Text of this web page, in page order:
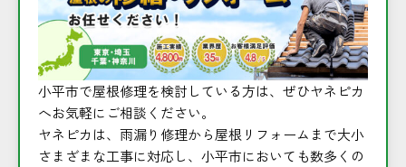
小平市で屋根修理を検討している方は、ぜひヤネピカ
へお気軽にご相談ください。
ヤネピカは、雨漏り修理から屋根リフォームまで大小
さまざまな工事に対応し、小平市においても数多くの